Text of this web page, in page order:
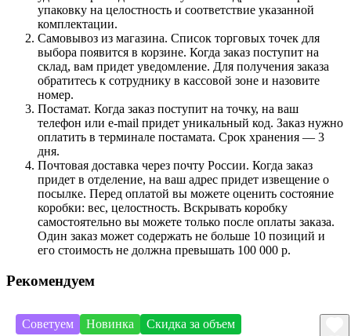
упаковку на целостность и соответствие указанной
комплектации.
Самовывоз из магазина. Список торговых точек для
выбора появится в корзине. Когда заказ поступит на
склад, вам придет уведомление. Для получения заказа
обратитесь к сотруднику в кассовой зоне и назовите
номер.
Постамат. Когда заказ поступит на точку, на ваш
телефон или e-mail придет уникальный код. Заказ нужно
оплатить в терминале постамата. Срок хранения — 3
дня.
Почтовая доставка через почту России. Когда заказ
придет в отделение, на ваш адрес придет извещение о
посылке. Перед оплатой вы можете оценить состояние
коробки: вес, целостность. Вскрывать коробку
самостоятельно вы можете только после оплаты заказа.
Один заказ может содержать не больше 10 позиций и
его стоимость не должна превышать 100 000 р.
Рекомендуем
Советуем Новинка Скидка за объем